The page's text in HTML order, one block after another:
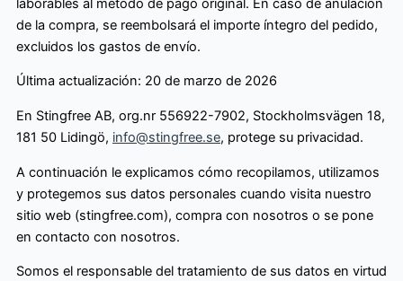
laborables al método de pago original. En caso de anulación
de la compra, se reembolsará el importe íntegro del pedido,
excluidos los gastos de envío.
Última actualización: 20 de marzo de 2026
En Stingfree AB, org.nr 556922-7902, Stockholmsvägen 18,
181 50 Lidingö, info@stingfree.se, protege su privacidad.
A continuación le explicamos cómo recopilamos, utilizamos
y protegemos sus datos personales cuando visita nuestro
sitio web (stingfree.com), compra con nosotros o se pone
en contacto con nosotros.
Somos el responsable del tratamiento de sus datos en virtud